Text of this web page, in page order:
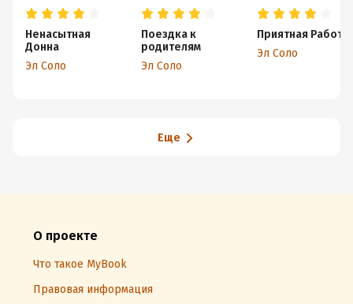
Ненасытная
Донна
Эл Соло
Поездка к
родителям
Эл Соло
Приятная Работа
Эл Соло
Еще
О проекте
Что такое MyBook
Правовая информация